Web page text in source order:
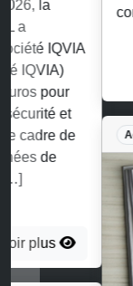
Actualités